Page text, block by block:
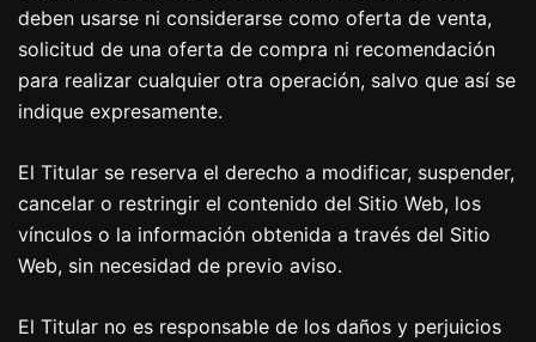
deben usarse ni considerarse como oferta de venta,
solicitud de una oferta de compra ni recomendación
para realizar cualquier otra operación, salvo que así se
indique expresamente.
El Titular se reserva el derecho a modificar, suspender,
cancelar o restringir el contenido del Sitio Web, los
vínculos o la información obtenida a través del Sitio
Web, sin necesidad de previo aviso.
El Titular no es responsable de los daños y perjuicios